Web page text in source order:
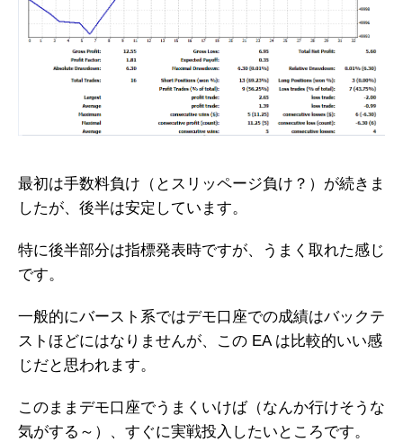
最初は手数料負け（とスリッページ負け？）が続きま
したが、後半は安定しています。
特に後半部分は指標発表時ですが、うまく取れた感じ
です。
一般的にバースト系ではデモ口座での成績はバックテ
ストほどにはなりませんが、この EA は比較的いい感
じだと思われます。
このままデモ口座でうまくいけば（なんか行けそうな
気がする～）、すぐに実戦投入したいところです。